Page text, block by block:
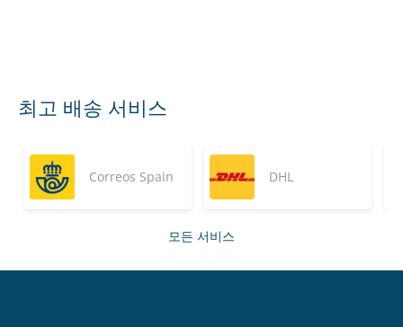
최고 배송 서비스
Correos Spain DHL
모든 서비스